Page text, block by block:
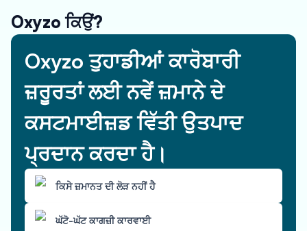
Oxyzo ਕਿਉਂ?
Oxyzo ਤੁਹਾਡੀਆਂ ਕਾਰੋਬਾਰੀ
ਜ਼ਰੂਰਤਾਂ ਲਈ ਨਵੇਂ ਜ਼ਮਾਨੇ ਦੇ
ਕਸਟਮਾਈਜ਼ਡ ਵਿੱਤੀ ਉਤਪਾਦ
ਪ੍ਰਦਾਨ ਕਰਦਾ ਹੈ।
ਕਿਸੇ ਜ਼ਮਾਨਤ ਦੀ ਲੋੜ ਨਹੀਂ ਹੈ
ਘੱਟੋ-ਘੱਟ ਕਾਗਜ਼ੀ ਕਾਰਵਾਈ